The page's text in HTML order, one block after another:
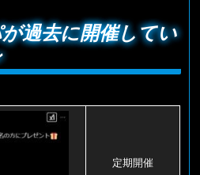
過去に開催してい
定期開催